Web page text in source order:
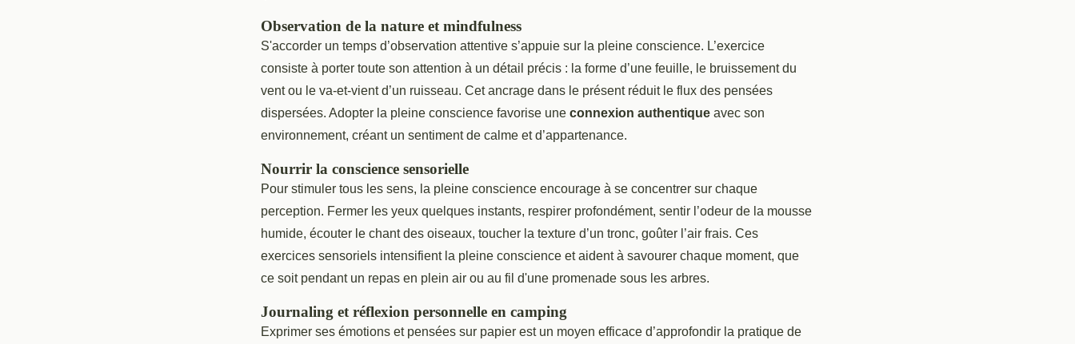
Observation de la nature et mindfulness
S'accorder un temps d’observation attentive s’appuie sur la pleine conscience. L’exercice
consiste à porter toute son attention à un détail précis : la forme d’une feuille, le bruissement du
vent ou le va-et-vient d’un ruisseau. Cet ancrage dans le présent réduit le flux des pensées
dispersées. Adopter la pleine conscience favorise une connexion authentique avec son
environnement, créant un sentiment de calme et d’appartenance.
Nourrir la conscience sensorielle
Pour stimuler tous les sens, la pleine conscience encourage à se concentrer sur chaque
perception. Fermer les yeux quelques instants, respirer profondément, sentir l’odeur de la mousse
humide, écouter le chant des oiseaux, toucher la texture d’un tronc, goûter l’air frais. Ces
exercices sensoriels intensifient la pleine conscience et aident à savourer chaque moment, que
ce soit pendant un repas en plein air ou au fil d'une promenade sous les arbres.
Journaling et réflexion personnelle en camping
Exprimer ses émotions et pensées sur papier est un moyen efficace d’approfondir la pratique de